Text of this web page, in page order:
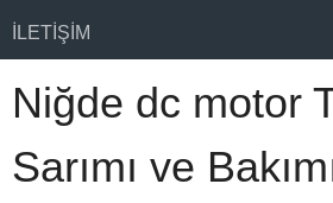
İLETIŞIM
Niğde dc motor
Sarımı ve